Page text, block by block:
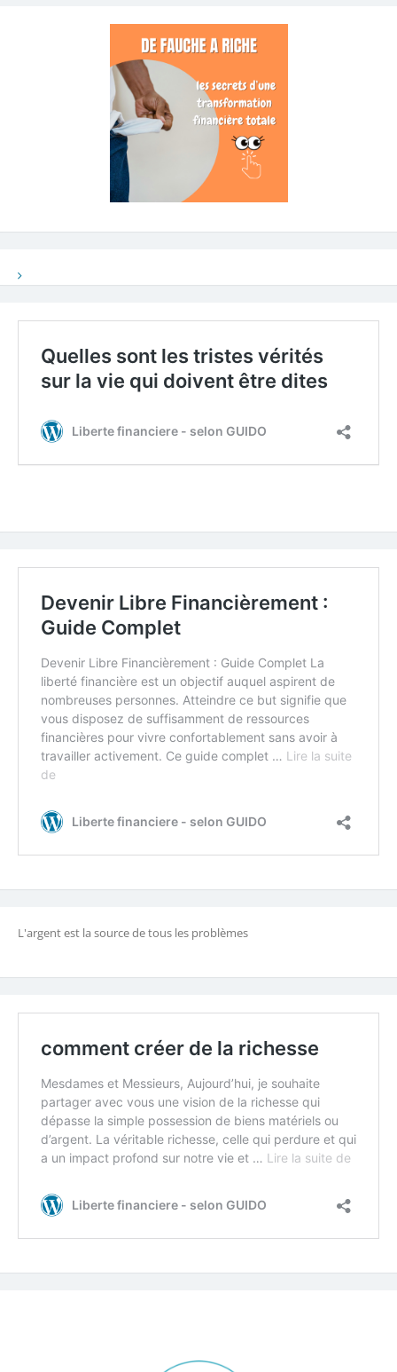
L'argent est la source de tous les problèmes